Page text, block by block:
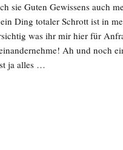
sie Guten Gewissens auch
Ding totaler Schrott ist in
was ihr mir hier für
Ah und noch
ja alles …